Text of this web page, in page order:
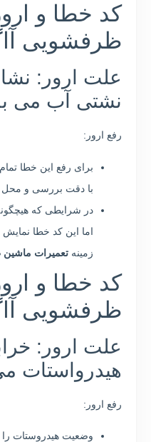
ظرفشویی
علت ارور:
نشتی آب می
رفع ارور:
برای رفع این خطا
با دقت بررسی و محل
در شرایطی که
اما این کد خطا نمایش
زمینه تعمیرات
ظرفشویی
علت ارور:
هیدرواستات
رفع ارور:
وضعیت هیدروستات